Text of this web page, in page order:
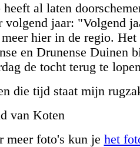
heeft al laten
volgend jaar: "Volgend
hier in de regio.
en Drunense Duinen
de tocht terug te
die tijd staat mijn
van Koten
meer foto's kun je het